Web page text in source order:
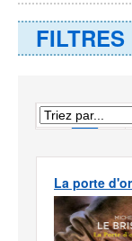
FILTRES
1
La porte d'or